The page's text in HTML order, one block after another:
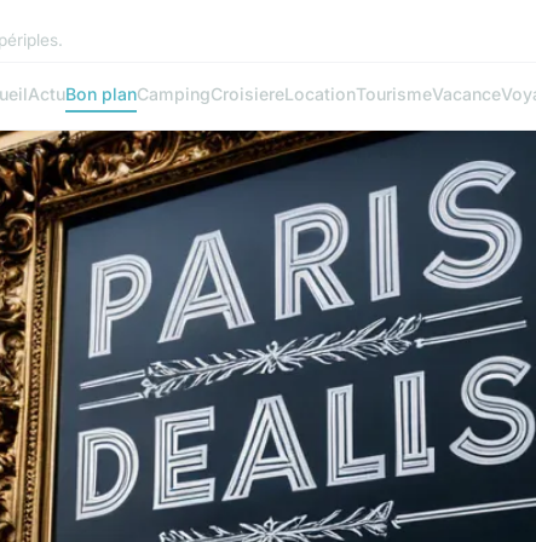
ActuBon planCampingCroisiereLocationTourismeVacance